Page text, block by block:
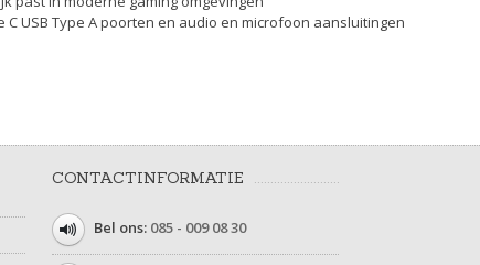
USB Type A poorten en audio en microfoon aansluitingen
CONTACTINFORMATIE
Bel ons: 085 - 009 08 30